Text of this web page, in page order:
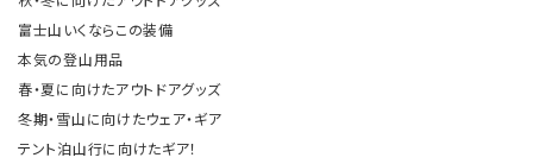
富士山いくならこの装備
本気の登山用品
春・夏に向けたアウトドアグッズ
冬期・雪山に向けたウェア・ギア
テント泊山行に向けたギア！